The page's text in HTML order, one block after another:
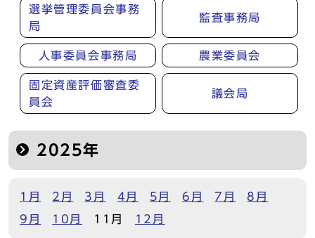
選挙管理委員会事務
局
監査事務局
人事委員会事務局 農業委員会
固定資産評価審査委
員会
議会局
2025年
1月 2月 3月 4月 5月 6月 7月
8月
9月
10月 11月 12月